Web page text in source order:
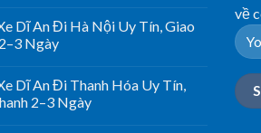
Dĩ An Đi Hà Nội Uy Tín, Giao
Ngày
Dĩ An Đi Thanh Hóa Uy Tín,
2–3 Ngày
về